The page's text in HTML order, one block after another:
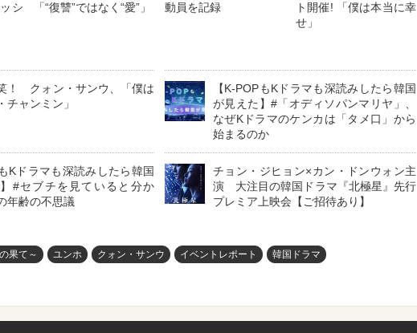
シ
「“復讐”ではなく“愛”」
動員を記録
ト開催! 「僕は本当に幸
せ」
！ クォン・サンウ、「僕は
チャンミン」
【K-POPもKドラマも深読みしたら韓国
が見えた】#「オディソパンマリヤ」、
なぜKドラマのケンカは「タメ口」から
始まるのか
Kドラマも深読みしたら韓国
#セブチを見ていると分か
年齢の不思議
チョン・ジヒョン×カン・ドンウォン主
演 大注目の韓国ドラマ『北極星』先行
プレミア上映会【ご招待あり】
果て～ ユンホ クォン・サンウ イベントレポート 韓国ドラマ